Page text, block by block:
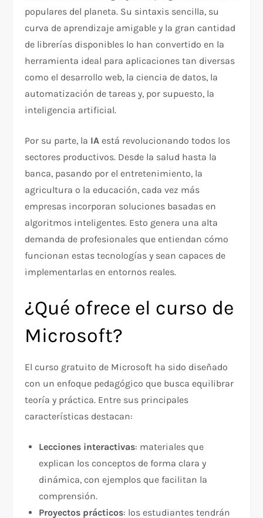
populares del planeta. Su sintaxis sencilla, su
curva de aprendizaje amigable y la gran cantidad
de librerías disponibles lo han convertido en la
herramienta ideal para aplicaciones tan diversas
como el desarrollo web, la ciencia de datos, la
automatización de tareas y, por supuesto, la
inteligencia artificial.
Por su parte, la IA está revolucionando todos los
sectores productivos. Desde la salud hasta la
banca, pasando por el entretenimiento, la
agricultura o la educación, cada vez más
empresas incorporan soluciones basadas en
algoritmos inteligentes. Esto genera una alta
demanda de profesionales que entiendan cómo
funcionan estas tecnologías y sean capaces de
implementarlas en entornos reales.
¿Qué ofrece el curso de
Microsoft?
El curso gratuito de Microsoft ha sido diseñado
con un enfoque pedagógico que busca equilibrar
teoría y práctica. Entre sus principales
características destacan:
Lecciones interactivas: materiales que
explican los conceptos de forma clara y
dinámica, con ejemplos que facilitan la
comprensión.
Proyectos prácticos: los estudiantes tendrán